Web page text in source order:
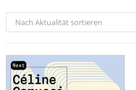
Nach Aktualität sortieren